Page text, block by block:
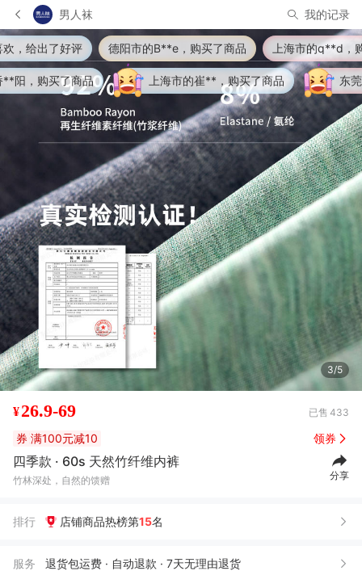
男人袜 我的记录
上海市的崔**，购买了商品
B**e，购买了商品 上海市的q**d，购买了商品
东莞市的黄*杰，购买了商品
芥**道 觉得
4/5
¥26.9-69 已售 433
券 满100元减10 领券
四季款 · 60s 天然竹纤维内裤
竹林深处，自然的馈赠 分享
排行 店铺商品热榜第15名
服务 退货包运费 · 自动退款 · 7天无理由退货